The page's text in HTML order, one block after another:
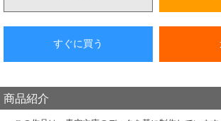
すぐに買う
商品紹介